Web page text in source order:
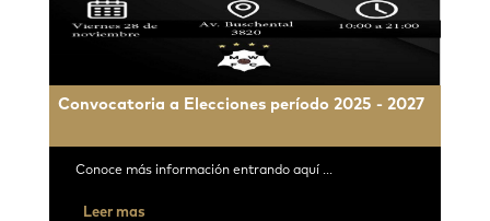
Convocatoria a Elecciones período 2025 - 2027
Conoce más información entrando aquí ...
Leer mas